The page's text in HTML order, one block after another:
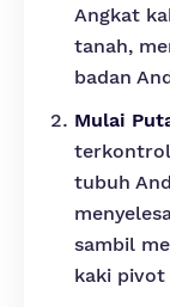
Angkat
tanah,
badan
Mulai
tubuh
sambil
kaki pivot